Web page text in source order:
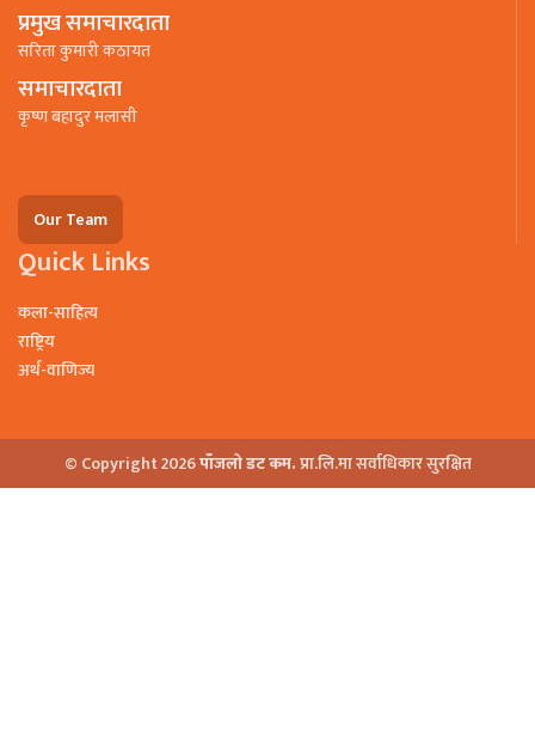
प्रमुख समाचारदाता
सरिता कुमारी कठायत
समाचारदाता
कृष्ण बहादुर मलासी
Our Team
Quick Links
कला-साहित्य
राष्ट्रिय
अर्थ-वाणिज्य
© Copyright 2026पाँजलो डट कम.प्रा.लि.मा सर्वाधिकार सुरक्षित